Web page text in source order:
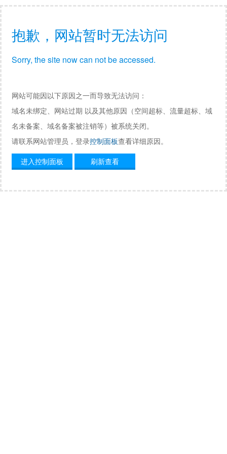
抱歉，网站暂时无法访问
Sorry, the site now can not be accessed.
网站可能因以下原因之一而导致无法访问：
域名未绑定、网站过期 以及其他原因（空间超标、流量超标、域
名未备案、域名备案被注销等）被系统关闭。
请联系网站管理员，登录控制面板查看详细原因。
进入控制面板
刷新查看